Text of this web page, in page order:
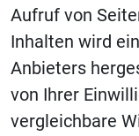
Aufruf von
Inhalten wird
Anbieters
von Ihrer
vergleichbare